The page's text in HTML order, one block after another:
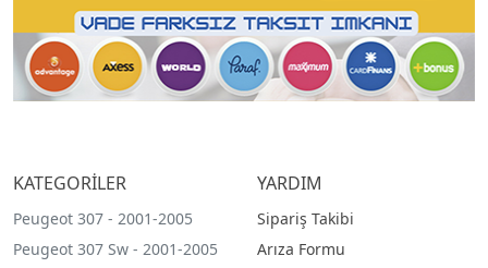
KATEGORİLER
Peugeot 307 - 2001-2005
Peugeot 307 Sw - 2001-2005
YARDIM
Sipariş Takibi
Arıza Formu